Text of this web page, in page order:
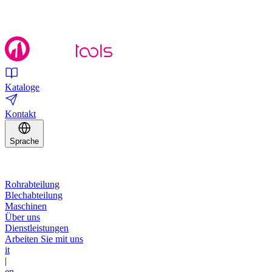
Kataloge
Kontakt
Sprache
Rohrabteilung
Blechabteilung
Maschinen
Über uns
Dienstleistungen
Arbeiten Sie mit uns
it
|